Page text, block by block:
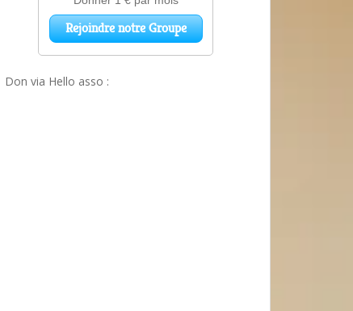
Don via Hello asso :